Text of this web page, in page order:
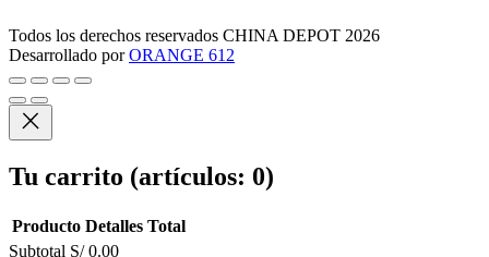
Todos los derechos reservados CHINA DEPOT 2026
Desarrollado porORANGE 612
Tu carrito (artículos: 0)
Producto Detalles Total
Subtotal S/ 0.00